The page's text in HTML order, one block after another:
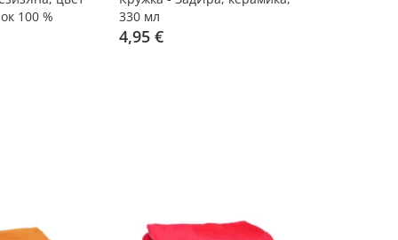
100 %
330 мл
4,95 €